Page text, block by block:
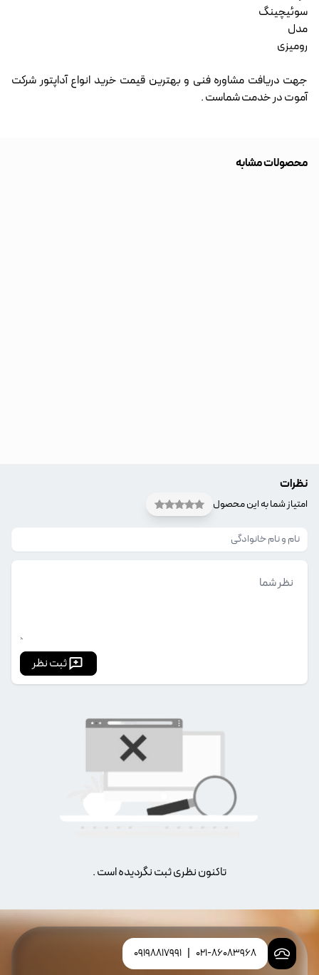
سوئیچینگ
مدل
رومیزی
جهت دریافت مشاوره فنی و بهترین قیمت خرید انواع آداپتور شرکت
آموت در خدمت شماست .
محصولات مشابه
نظرات
امتیاز شما به این محصول
ثبت نظر
تاکنون نظری ثبت نگردیده است .
021-86083968
09198817991